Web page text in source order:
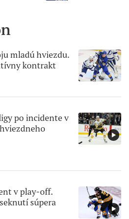
mladú hviezdu.
kontrakt
po incidente v
v play-off.
súpera